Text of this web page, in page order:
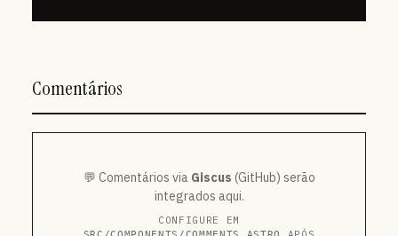
Comentários
💬 Comentários via Giscus (GitHub) serão
integrados aqui.
CONFIGURE EM